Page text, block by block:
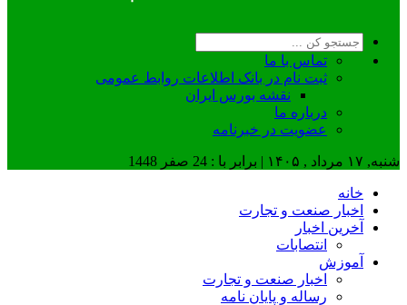
تماس با ما
ثبت نام در بانک اطلاعات روابط عمومی
نقشه بورس ایران
درباره ما
عضويت در خبرنامه
شنبه, ۱۷ مرداد , ۱۴۰۵ | برابر با : 24 صفر 1448
خانه
اخبار صنعت و تجارت
آخرین اخبار
انتصابات
آموزش
اخبار صنعت و تجارت
رساله و پایان نامه